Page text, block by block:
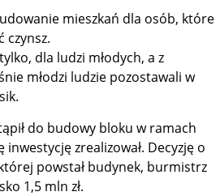
mieszkań dla osób, które
czynsz.
dla ludzi młodych, a z
młodzi ludzie pozostawali w
do budowy bloku w ramach
zrealizował. Decyzję o
powstał budynek, burmistrz
1,5 mln zł.